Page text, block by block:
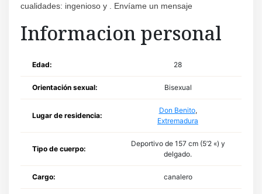
cualidades: ingenioso y . Envíame un mensaje
Informacion personal
Edad: 28
Orientación sexual: Bisexual
Lugar de residencia:
Don Benito,
Extremadura
Tipo de cuerpo:
Deportivo de 157 cm (5’2 «) y
delgado.
Cargo: canalero